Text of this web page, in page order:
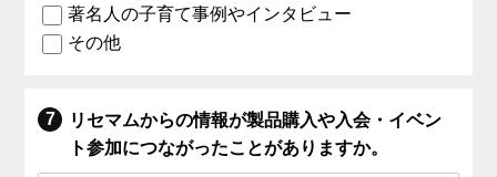
著名人の子育て事例やインタビュー
その他
リセマムからの情報が製品購入や入会・イベン
ト参加につながったことがありますか。